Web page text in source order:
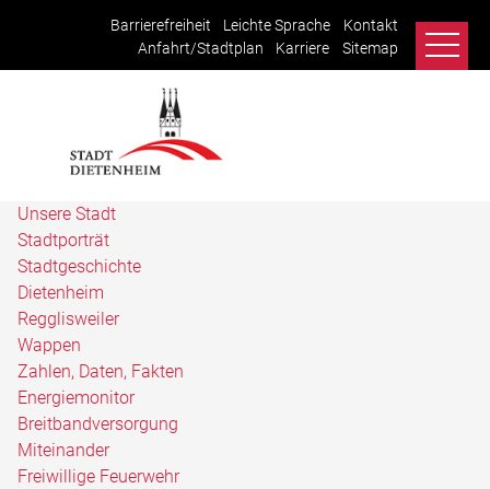
Barrierefreiheit Leichte Sprache
Kontakt
Anfahrt/Stadtplan
Karriere Sitemap
Unsere Stadt
Stadtporträt
Stadtgeschichte
Dietenheim
Regglisweiler
Wappen
Zahlen, Daten, Fakten
Energiemonitor
Breitbandversorgung
Miteinander
Freiwillige Feuerwehr